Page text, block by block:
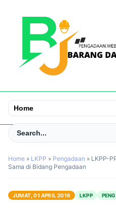
Home » LKPP » Pengadaan » LKPP-
Sama di Bidang Pengadaan
JUMAT, 01 APRIL 2016 LKPP